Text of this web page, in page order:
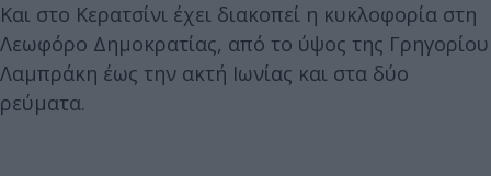
Και στο Κερατσίνι έχει διακοπεί η κυκλοφορία στη
Λεωφόρο Δημοκρατίας, από το ύψος της Γρηγορίου
Λαμπράκη έως την ακτή Ιωνίας και στα δύο
ρεύματα.